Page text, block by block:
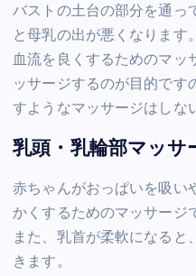
バストの土台の部分を通っ
と母乳の出が悪くなります
血流を良くするためのマッ
ッサージするのが目的です
すようなマッサージはしな
乳頭・乳輪部マッサ
赤ちゃんがおっぱいを吸い
かくするためのマッサージ
また、乳首が柔軟になると
きます。